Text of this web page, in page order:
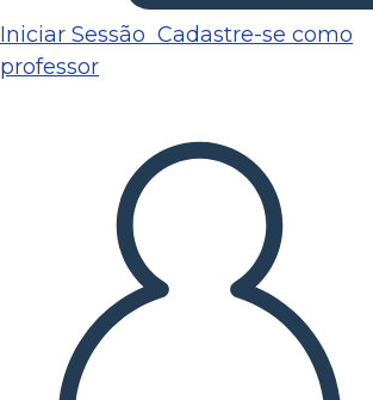
Iniciar Sessão Cadastre-se como
professor